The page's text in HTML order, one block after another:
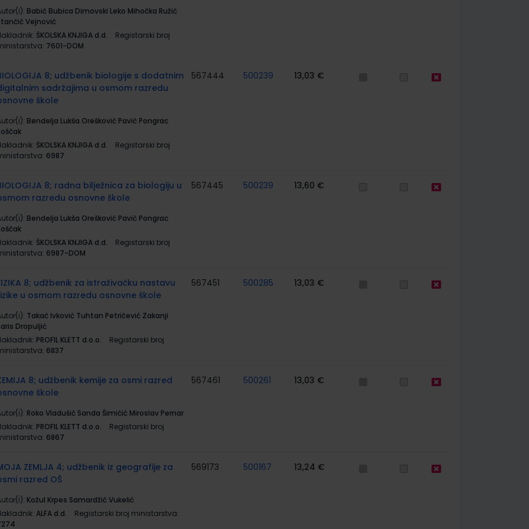
Babić Bubica Dimovski Leko Mihočka Ružić
Vejnović
ŠKOLSKA KNJIGA d.d.
Registarski broj
7601-DOM
8; udžbenik biologije s dodatnim
sadržajima u osmom razredu
škole
Bendelja Lukša Orešković Pavić Pongrac
ŠKOLSKA KNJIGA d.d.
Registarski broj
6987
567444 500239 13,03 €
8; radna bilježnica za biologiju u
razredu osnovne škole
Bendelja Lukša Orešković Pavić Pongrac
ŠKOLSKA KNJIGA d.d.
Registarski broj
6987-DOM
567445 500239 13,60 €
8; udžbenik za istraživačku nastavu
u osmom razredu osnovne škole
Takač Ivković Tuhtan Petričević Zakanji
Dropuljić
PROFIL KLETT d.o.o.
Registarski broj
6837
567451 500285 13,03 €
8; udžbenik kemije za osmi razred
škole
Roko Vladušić Sanda Šimičić Miroslav Pernar
PROFIL KLETT d.o.o.
Registarski broj
6867
567461 500261 13,03 €
ZEMLJA 4; udžbenik iz geografije za
razred OŠ
Kožul Krpes Samardžić Vukelić
ALFA d.d.
Registarski broj ministarstva:
569173 500167 13,24 €